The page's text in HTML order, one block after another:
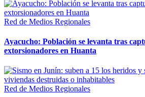
Red de Medios Regionales
Ayacucho: Población se levanta tras
extorsionadores en Huanta
Red de Medios Regionales